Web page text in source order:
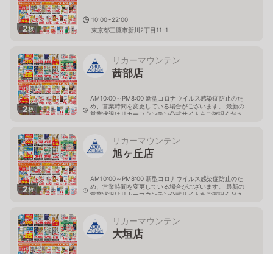
2枚
10:00~22:00
東京都三鷹市新川2丁目11-1
2枚
リカーマウンテン
茜部店
AM10:00～PM8:00 新型コロナウイルス感染症防止のた
め、営業時間を変更している場合がございます。 最新の
営業状況はリカーマウンテン公式サイトをご確認くださ
2枚
リカーマウンテン
旭ヶ丘店
AM10:00～PM8:00 新型コロナウイルス感染症防止のた
め、営業時間を変更している場合がございます。 最新の
営業状況はリカーマウンテン公式サイトをご確認くださ
リカーマウンテン
大垣店